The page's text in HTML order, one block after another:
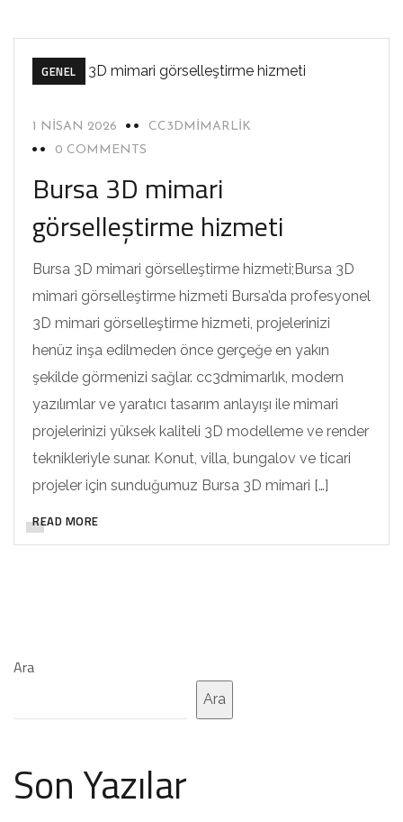
GENEL
1 NISAN 2026
CC3DMIMARLIK
0 COMMENTS
Bursa 3D mimari
görselleştirme hizmeti
Bursa 3D mimari görselleştirme hizmeti;Bursa 3D
mimari görselleştirme hizmeti Bursa’da profesyonel
3D mimari görselleştirme hizmeti, projelerinizi
henüz inşa edilmeden önce gerçeğe en yakın
şekilde görmenizi sağlar. cc3dmimarlık, modern
yazılımlar ve yaratıcı tasarım anlayışı ile mimari
projelerinizi yüksek kaliteli 3D modelleme ve render
teknikleriyle sunar. Konut, villa, bungalov ve ticari
projeler için sunduğumuz Bursa 3D mimari […]
READ MORE
Ara
Ara
Son Yazılar